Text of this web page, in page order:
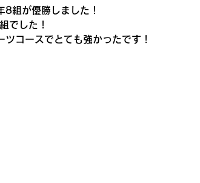
8組が優勝しました！
でした！
ツコースでとても強かったです！